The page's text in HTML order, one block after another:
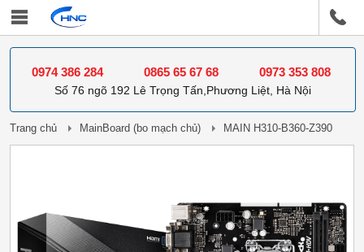
0974 386 284 0865 65 67 68 0973 353 808
Số 76 ngõ 192 Lê Trọng Tấn,Phương Liệt, Hà Nội
Trang chủ MainBoard (bo mạch chủ) MAIN H310-B360-Z390